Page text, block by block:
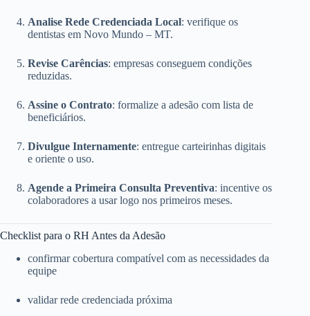
Analise Rede Credenciada Local: verifique os
dentistas em Novo Mundo – MT.
Revise Carências: empresas conseguem condições
reduzidas.
Assine o Contrato: formalize a adesão com lista de
beneficiários.
Divulgue Internamente: entregue carteirinhas digitais
e oriente o uso.
Agende a Primeira Consulta Preventiva: incentive os
colaboradores a usar logo nos primeiros meses.
Checklist para o RH Antes da Adesão
confirmar cobertura compatível com as necessidades da
equipe
validar rede credenciada próxima